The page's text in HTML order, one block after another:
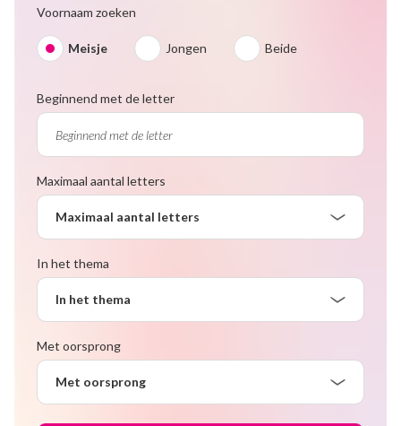
Voornaam zoeken
Meisje Jongen Beide
Beginnend met de letter
Maximaal aantal letters
Maximaal aantal letters
In het thema
In het thema
Met oorsprong
Met oorsprong